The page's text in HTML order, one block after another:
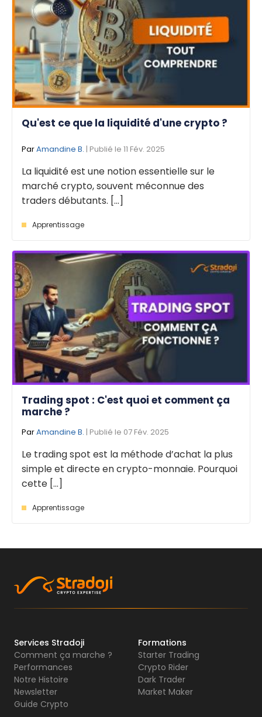
Qu'est ce que la liquidité d'une crypto ?
ParAmandine B. | Publié le 11 Fév. 2025
La liquidité est une notion essentielle sur le
marché crypto, souvent méconnue des
traders débutants. [...]
Apprentissage
Trading spot : C'est quoi et comment ça
marche ?
ParAmandine B. | Publié le 07 Fév. 2025
Le trading spot est la méthode d’achat la plus
simple et directe en crypto-monnaie. Pourquoi
cette [...]
Apprentissage
Services Stradoji
Comment ça marche ?
Performances
Notre Histoire
Newsletter
Guide Crypto
Formations
Starter Trading
Crypto Rider
Dark Trader
Market Maker